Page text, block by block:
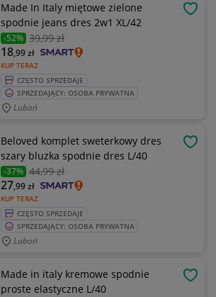
Made In Italy miętowe zielone
spodnie jeans dres 2w1 XL/42
-52% 39,99 zł
KUP TERAZ
18,99zł
CZĘSTO SPRZEDAJE
SPRZEDAJĄCY: OSOBA PRYWATNA
Luboń
Beloved komplet sweterkowy dres
szary bluzka spodnie dres L/40
-37% 44,99 zł
KUP TERAZ
27,99zł
CZĘSTO SPRZEDAJE
SPRZEDAJĄCY: OSOBA PRYWATNA
Luboń
Made in italy kremowe spodnie
proste elastyczne L/40